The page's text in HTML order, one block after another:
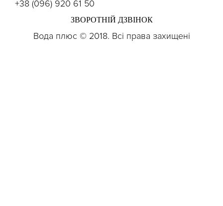
+38 (096) 920 61 50
ЗВОРОТНІЙ ДЗВІНОК
Вода плюс © 2018. Всі права захищені